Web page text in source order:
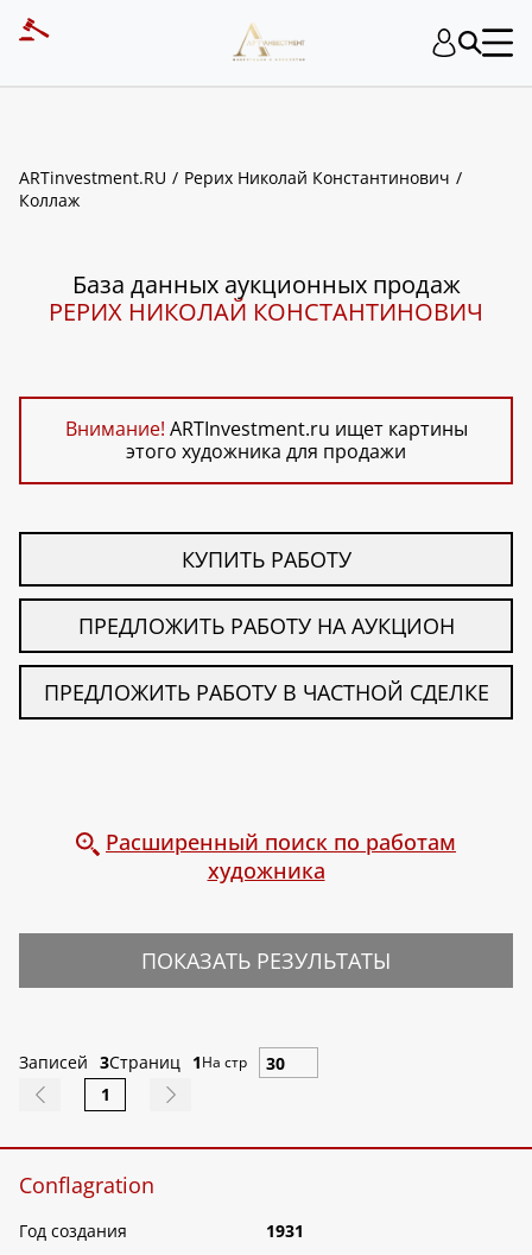
ARTinvestment.RU
Рерих Николай Константинович
Коллаж
База данных аукционных продаж
РЕРИХ НИКОЛАЙ КОНСТАНТИНОВИЧ
Внимание! ARTInvestment.ru ищет картины
этого художника для продажи
КУПИТЬ РАБОТУ
ПРЕДЛОЖИТЬ РАБОТУ НА АУКЦИОН
ПРЕДЛОЖИТЬ РАБОТУ В ЧАСТНОЙ СДЕЛКЕ
Расширенный поиск по работам
художника
ПОКАЗАТЬ РЕЗУЛЬТАТЫ
Записей 3Страниц 1На стр
1
Conflagration
Год создания
1931